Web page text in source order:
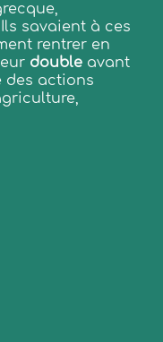
savaient à ces
rentrer en
double avant
des actions